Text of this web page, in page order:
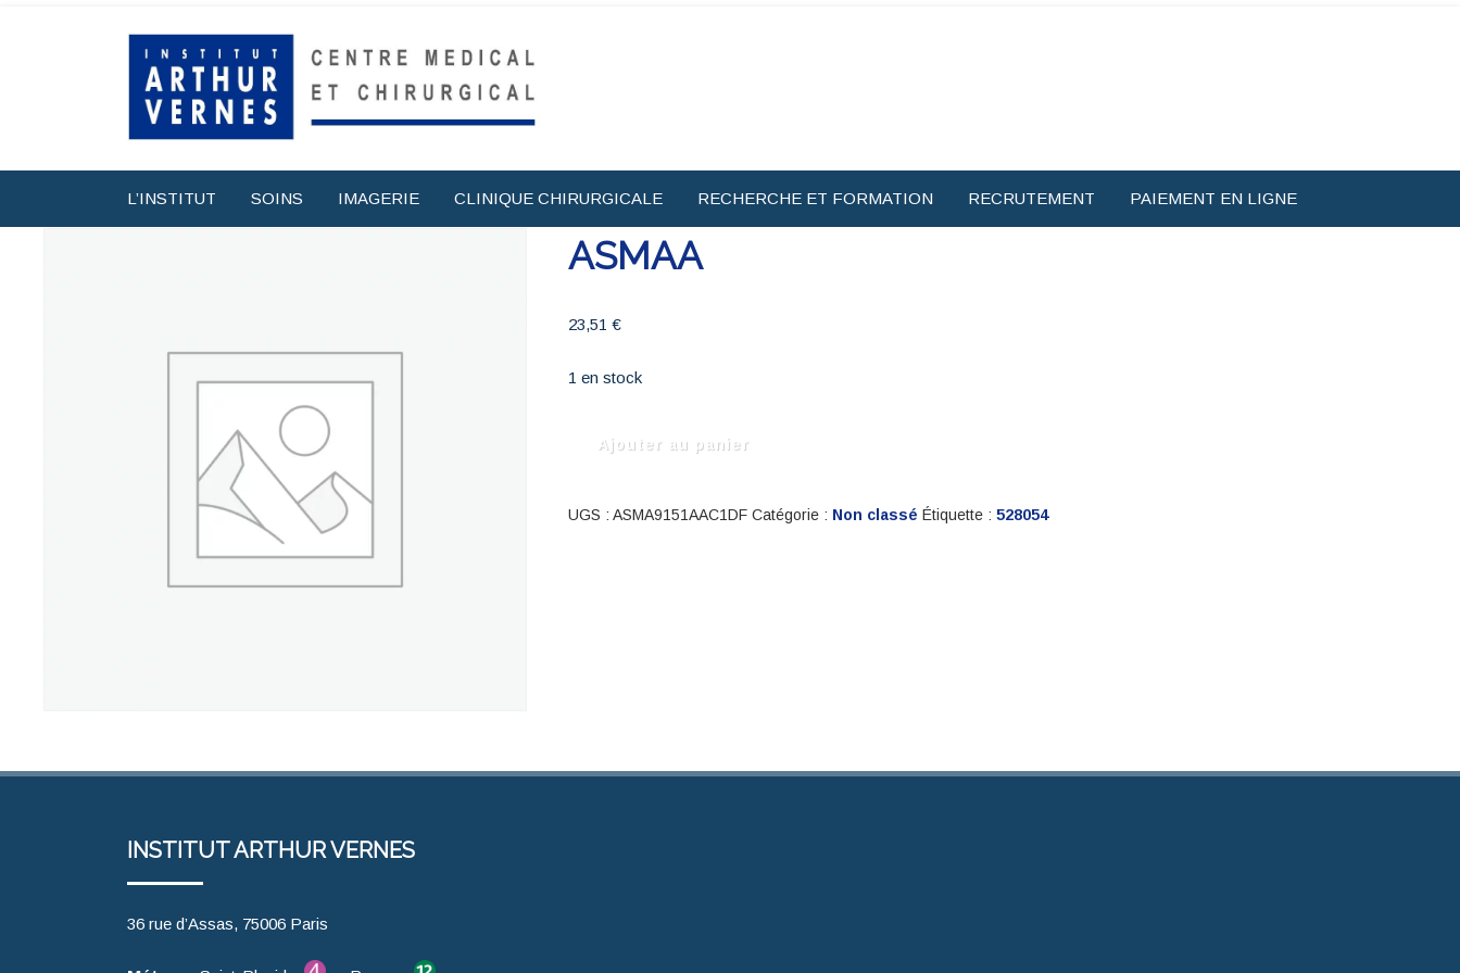
L’INSTITUT SOINS IMAGERIE CLINIQUE CHIRURGICALE RECHERCHE ET FORMATION RECRUTEMENT PAIEMENT EN LIGNE
ASMAA
23,51 €
1 en stock
Ajouter au panier
UGS : ASMA9151AAC1DF Catégorie : Non classé Étiquette : 528054
INSTITUT ARTHUR VERNES
36 rue d’Assas, 75006 Paris